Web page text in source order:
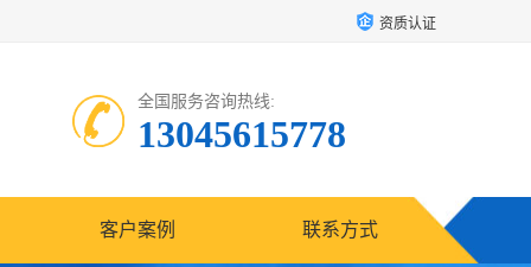
资质认证
全国服务咨询热线:
13045615778
客户案例 联系方式